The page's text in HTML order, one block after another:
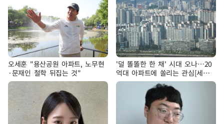
오세훈 "용산공원 아파트, 노무현
·문재인 철학 뒤집는 것"
'덜 똘똘한 한 채' 시대 오나…20
억대 아파트에 쏠리는 관심[세제
개편, 그 이후②]